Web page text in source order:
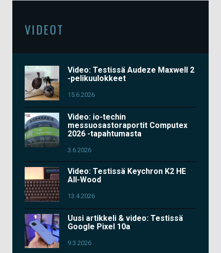
VIDEOT
Video: Testissä Audeze Maxwell 2
-pelikuulokkeet
15.6.2026
Video: io-techin
messuosastoraportit Computex
2026 -tapahtumasta
3.6.2026
Video: Testissä Keychron K2 HE
All-Wood
13.4.2026
Uusi artikkeli & video: Testissä
Google Pixel 10a
9.3.2026